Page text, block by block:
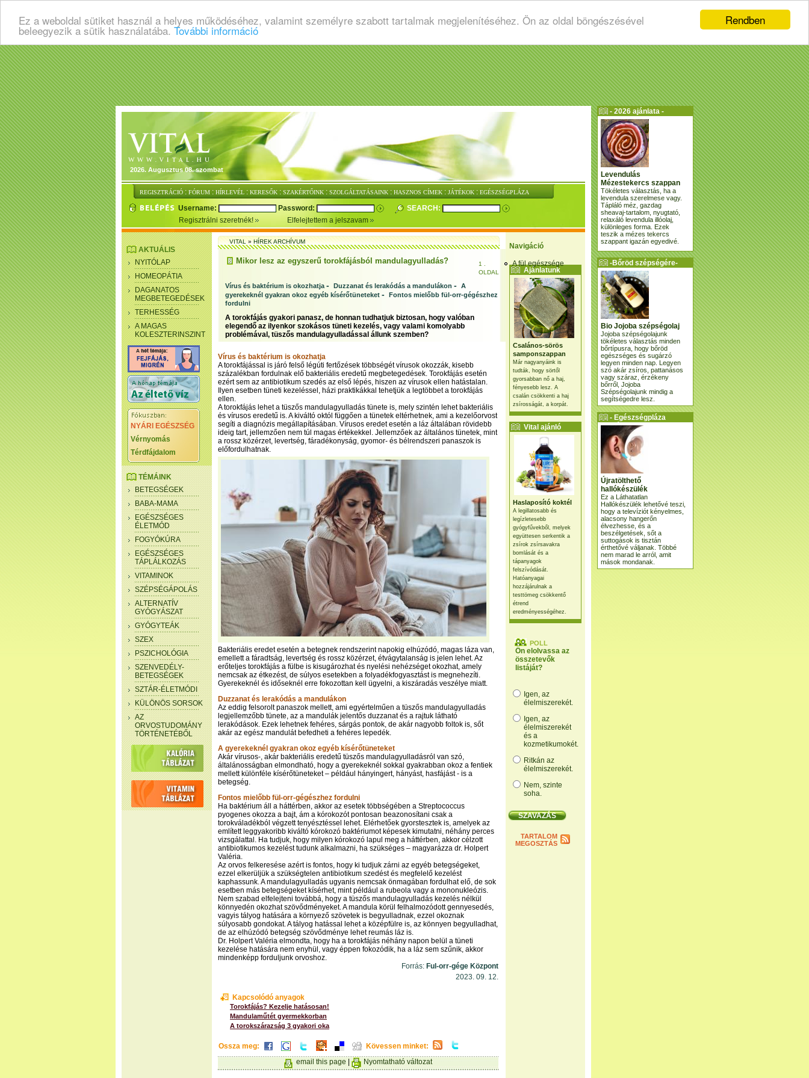
Rendben
Ez a weboldal sütiket használ a helyes működéséhez, valamint személyre szabott tartalmak megjelenítéséhez. Ön az oldal böngészésével
beleegyezik a sütik használatába. További információ
2026. Augusztus 08. szombat
REGISZTRÁCIÓ : FÓRUM : HÍRLEVÉL : KERESŐK : SZAKÉRTŐINK : SZOLGÁLTATÁSAINK : HASZNOS CÍMEK : JÁTÉKOK : EGÉSZSÉGPLÁZA
Username: Password:
SEARCH:
Regisztrálni szeretnék!
Elfelejtettem a jelszavam
Navigáció
A fül egészsége
Ajánlatunk
Csalános-sörös
samponszappan
Már nagyanyáink is
tudták, hogy sörtől
gyorsabban nő a haj,
fényesebb lesz. A
csalán csökkenti a haj
zsírosságát, a korpát.
Vital ajánló
Haslaposító koktél
A legillatosabb és
legízletesebb
gyógyfűvekből, melyek
együttesen serkentik a
zsírok zsírsavakra
bomlását és a
tápanyagok
felszívódását.
Hatóanyagai
hozzájárulnak a
testtömeg csökkentő
étrend
eredményességéhez.
POLL
Ön elolvassa az
összetevők
listáját?
Igen, az
élelmiszerekét.
Igen, az
élelmiszerekét
és a
kozmetikumokét.
Ritkán az
élelmiszerekét.
Nem, szinte
soha.
TARTALOM
MEGOSZTÁS
AKTUÁLIS
NYITÓLAP
HOMEOPÁTIA
DAGANATOS
MEGBETEGEDÉSEK
TERHESSÉG
A MAGAS
KOLESZTERINSZINT
NYÁRI EGÉSZSÉG
Vérnyomás
Térdfájdalom
TÉMÁINK
BETEGSÉGEK
BABA-MAMA
EGÉSZSÉGES
ÉLETMÓD
FOGYÓKÚRA
EGÉSZSÉGES
TÁPLÁLKOZÁS
VITAMINOK
SZÉPSÉGÁPOLÁS
ALTERNATÍV
GYÓGYÁSZAT
GYÓGYTEÁK
SZEX
PSZICHOLÓGIA
SZENVEDÉLY-
BETEGSÉGEK
SZTÁR-ÉLETMÓDI
KÜLÖNÖS SORSOK
AZ
ORVOSTUDOMÁNY
TÖRTÉNETÉBŐL
VITAL»HÍREK ARCHÍVUM
Mikor lesz az egyszerű torokfájásból mandulagyulladás?
1 .
OLDAL
Vírus és baktérium is okozhatja - Duzzanat és lerakódás a mandulákon - A
gyerekeknél gyakran okoz egyéb kísérőtüneteket - Fontos mielőbb fül-orr-gégészhez
fordulni
A torokfájás gyakori panasz, de honnan tudhatjuk biztosan, hogy valóban
elegendő az ilyenkor szokásos tüneti kezelés, vagy valami komolyabb
problémával, tüszős mandulagyulladással állunk szemben?
Vírus és baktérium is okozhatja
A torokfájással is járó felső légúti fertőzések többségét vírusok okozzák, kisebb
százalékban fordulnak elő bakteriális eredetű megbetegedések. Torokfájás esetén
ezért sem az antibiotikum szedés az első lépés, hiszen az vírusok ellen hatástalan.
Ilyen esetben tüneti kezeléssel, házi praktikákkal tehetjük a legtöbbet a torokfájás
ellen.
A torokfájás lehet a tüszős mandulagyulladás tünete is, mely szintén lehet bakteriális
és vírusos eredetű is. A kiváltó októl függően a tünetek eltérhetnek, ami a kezelőorvost
segíti a diagnózis megállapításában. Vírusos eredet esetén a láz általában rövidebb
ideig tart, jellemzően nem túl magas értékekkel. Jellemzőek az általános tünetek, mint
a rossz közérzet, levertség, fáradékonyság, gyomor- és bélrendszeri panaszok is
előfordulhatnak.
Bakteriális eredet esetén a betegnek rendszerint napokig elhúzódó, magas láza van,
emellett a fáradtság, levertség és rossz közérzet, étvágytalanság is jelen lehet. Az
erőteljes torokfájás a fülbe is kisugározhat és nyelési nehézséget okozhat, amely
nemcsak az étkezést, de súlyos esetekben a folyadékfogyasztást is megnehezíti.
Gyerekeknél és időseknél erre fokozottan kell ügyelni, a kiszáradás veszélye miatt.
Duzzanat és lerakódás a mandulákon
Az eddig felsorolt panaszok mellett, ami egyértelműen a tüszős mandulagyulladás
legjellemzőbb tünete, az a mandulák jelentős duzzanat és a rajtuk látható
lerakódások. Ezek lehetnek fehéres, sárgás pontok, de akár nagyobb foltok is, sőt
akár az egész mandulát befedheti a fehéres lepedék.
A gyerekeknél gyakran okoz egyéb kísérőtüneteket
Akár vírusos-, akár bakteriális eredetű tüszős mandulagyulladásról van szó,
általánosságban elmondható, hogy a gyerekeknél sokkal gyakrabban okoz a fentiek
mellett különféle kísérőtüneteket – például hányingert, hányást, hasfájást - is a
betegség.
Fontos mielőbb fül-orr-gégészhez fordulni
Ha baktérium áll a háttérben, akkor az esetek többségében a Streptococcus
pyogenes okozza a bajt, ám a kórokozót pontosan beazonosítani csak a
torokváladékból végzett tenyésztéssel lehet. Elérhetőek gyorstesztek is, amelyek az
említett leggyakoribb kiváltó kórokozó baktériumot képesek kimutatni, néhány perces
vizsgálattal. Ha tudjuk, hogy milyen kórokozó lapul meg a háttérben, akkor célzott
antibiotikumos kezelést tudunk alkalmazni, ha szükséges – magyarázza dr. Holpert
Valéria.
Az orvos felkeresése azért is fontos, hogy ki tudjuk zárni az egyéb betegségeket,
ezzel elkerüljük a szükségtelen antibiotikum szedést és megfelelő kezelést
kaphassunk. A mandulagyulladás ugyanis nemcsak önmagában fordulhat elő, de sok
esetben más betegségeket kísérhet, mint például a rubeola vagy a mononukleózis.
Nem szabad elfelejteni továbbá, hogy a tüszős mandulagyulladás kezelés nélkül
könnyedén okozhat szövődményeket. A mandula körül felhalmozódott gennyesedés,
vagyis tályog hatására a környező szövetek is begyulladnak, ezzel okoznak
súlyosabb gondokat. A tályog hatással lehet a középfülre is, az könnyen begyulladhat,
de az elhúzódó betegség szövődménye lehet reumás láz is.
Dr. Holpert Valéria elmondta, hogy ha a torokfájás néhány napon belül a tüneti
kezelése hatására nem enyhül, vagy éppen fokozódik, ha a láz sem szűnik, akkor
mindenképp forduljunk orvoshoz.
Forrás: Ful-orr-gége Központ
2023. 09. 12.
Kapcsolódó anyagok
Torokfájás? Kezelje hatásosan!
Mandulaműtét gyermekkorban
A torokszárazság 3 gyakori oka
Ossza meg:
Kövessen minket:
email this page
Nyomtatható változat
- 2026 ajánlata -
Levendulás
Mézestekercs szappan
Tökéletes választás, ha a
levendula szerelmese vagy.
Tápláló méz, gazdag
sheavaj-tartalom, nyugtató,
relaxáló levendula illóolaj,
különleges forma. Ezek
teszik a mézes tekercs
szappant igazán egyedivé.
-Bőröd szépségére-
Bio Jojoba szépségolaj
Jojoba szépségolajunk
tökéletes választás minden
bőrtípusra, hogy bőröd
egészséges és sugárzó
legyen minden nap. Legyen
szó akár zsíros, pattanásos
vagy száraz, érzékeny
bőrről, Jojoba
Szépségolajunk mindig a
segítségedre lesz.
- Egészségpláza
ajánlatunk -
Újratölthető
hallókészülék
Ez a Láthatatlan
Hallókészülék lehetővé teszi,
hogy a televíziót kényelmes,
alacsony hangerőn
élvezhesse, és a
beszélgetések, sőt a
suttogások is tisztán
érthetővé váljanak. Többé
nem marad le arról, amit
mások mondanak.